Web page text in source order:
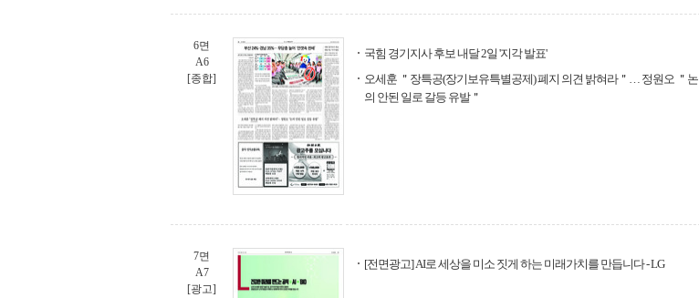
6면
A6
[종합]
국힘 경기지사 후보 내달 2일 '지각 발표'
오세훈 ＂장특공(장기보유특별공제) 폐지 의견 밝혀라＂… 정원오 ＂논
의 안된 일로 갈등 유발＂
7면
A7
[광고]
[전면광고] AI로 세상을 미소 짓게 하는 미래가치를 만듭니다 - LG